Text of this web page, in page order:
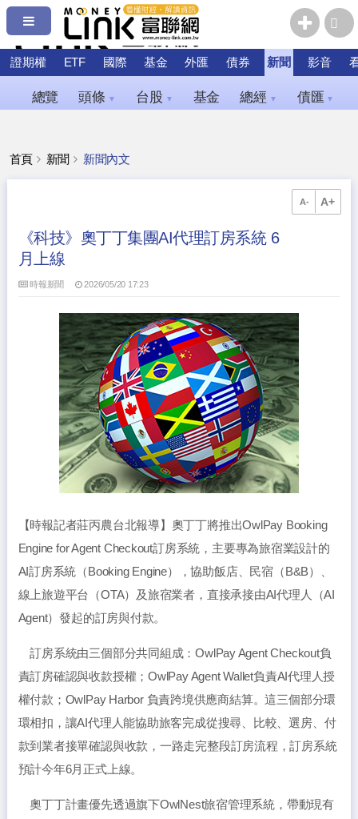
證期權 ETF 國際 基金 外匯 債券 新聞 影音
總覽 頭條 ▼ 台股 ▼ 基金 總經 ▼ 債匯 ▼
首頁 新聞 新聞內文
A- A+
《科技》奧丁丁集團AI代理訂房系統 6
月上線
時報新聞 2026/05/20 17:23
【時報記者莊丙農台北報導】奧丁丁將推出OwlPay Booking
Engine for Agent Checkout訂房系統，主要專為旅宿業設計的
AI訂房系統（Booking Engine），協助飯店、民宿（B&B）、
線上旅遊平台（OTA）及旅宿業者，直接承接由AI代理人（AI
Agent）發起的訂房與付款。
訂房系統由三個部分共同組成：OwlPay Agent Checkout負
責訂房確認與收款授權；OwlPay Agent Wallet負責AI代理人授
權付款；OwlPay Harbor 負責跨境供應商結算。這三個部分環
環相扣，讓AI代理人能協助旅客完成從搜尋、比較、選房、付
款到業者接單確認與收款，一路走完整段訂房流程，訂房系統
預計今年6月正式上線。
奧丁丁計畫優先透過旗下OwlNest旅宿管理系統，帶動現有